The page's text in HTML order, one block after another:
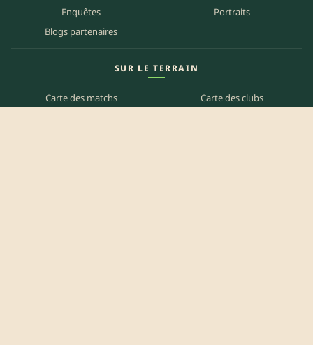
Enquêtes
Portraits
Blogs partenaires
SUR LE TERRAIN
Carte des matchs
Carte des clubs